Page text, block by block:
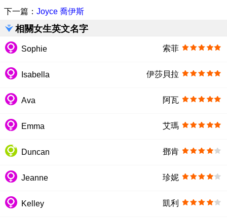
下一篇： Joyce 喬伊斯
相關女生英文名字
Sophie 索菲
Isabella 伊莎貝拉
Ava 阿瓦
Emma 艾瑪
Duncan 鄧肯
Jeanne 珍妮
Kelley 凱利